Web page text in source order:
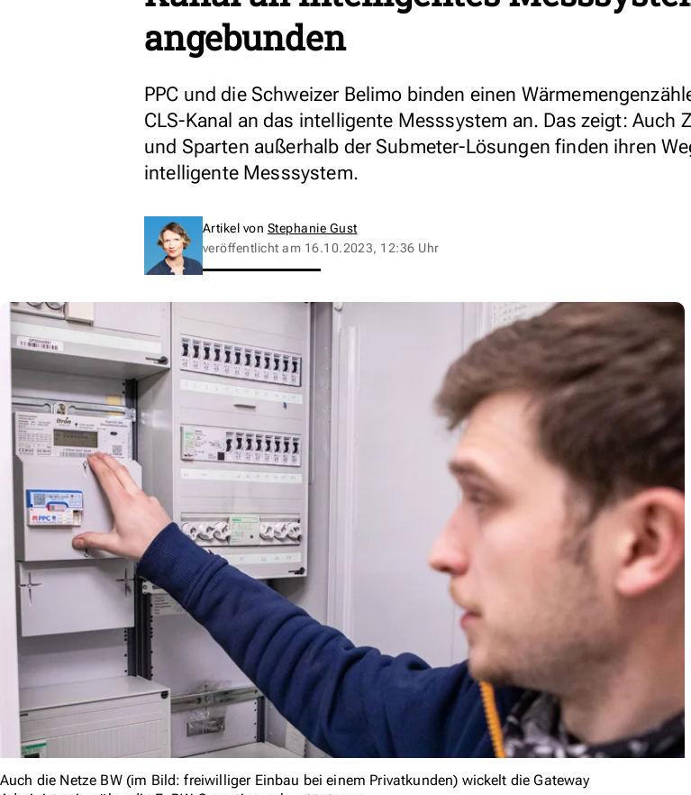
angebunden
PPC und die Schweizer Belimo binden einen
CLS-Kanal an das intelligente Messsystem an. Das zeigt: Auch
und Sparten außerhalb der Submeter-Lösungen finden ihren
intelligente Messsystem.
Artikel von Stephanie Gust
veröffentlicht am 16.10.2023, 12:36 Uhr
Auch die Netze BW (im Bild: freiwilliger Einbau bei einem Privatkunden) wickelt die Gateway